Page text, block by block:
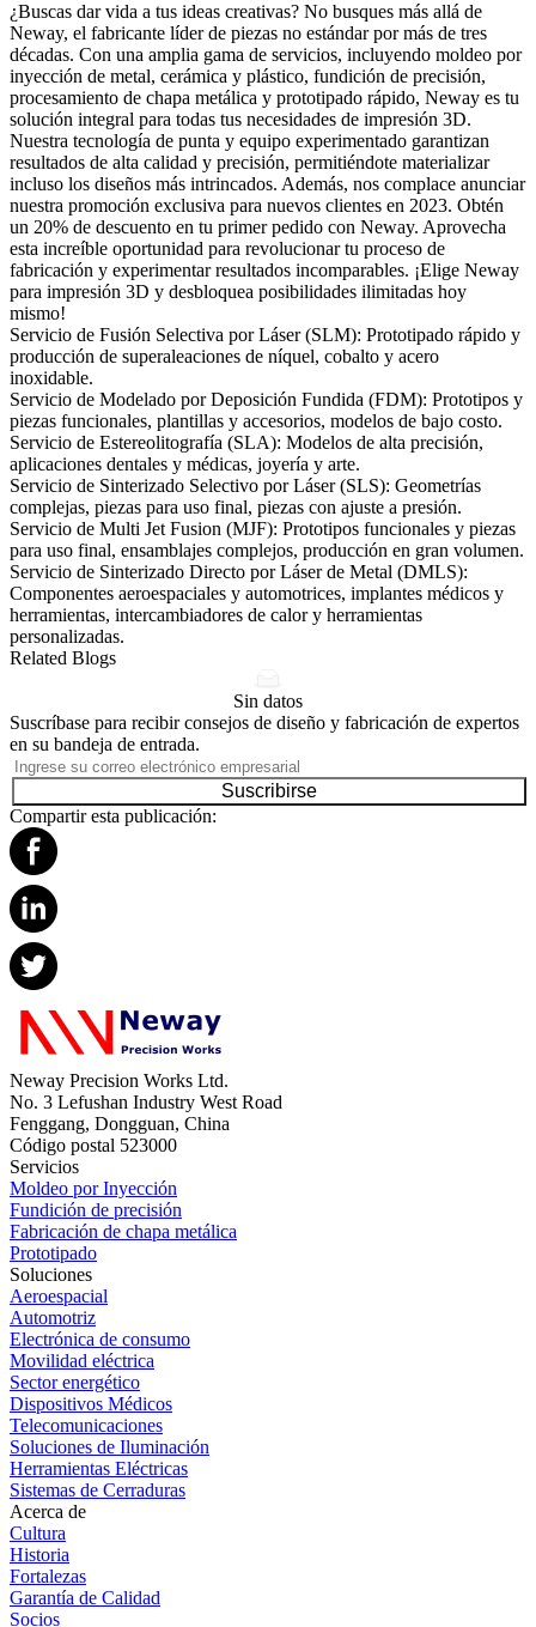
¿Buscas dar vida a tus ideas creativas? No busques más allá de
Neway, el fabricante líder de piezas no estándar por más de tres
décadas. Con una amplia gama de servicios, incluyendo moldeo por
inyección de metal, cerámica y plástico, fundición de precisión,
procesamiento de chapa metálica y prototipado rápido, Neway es tu
solución integral para todas tus necesidades de impresión 3D.
Nuestra tecnología de punta y equipo experimentado garantizan
resultados de alta calidad y precisión, permitiéndote materializar
incluso los diseños más intrincados. Además, nos complace anunciar
nuestra promoción exclusiva para nuevos clientes en 2023. Obtén
un 20% de descuento en tu primer pedido con Neway. Aprovecha
esta increíble oportunidad para revolucionar tu proceso de
fabricación y experimentar resultados incomparables. ¡Elige Neway
para impresión 3D y desbloquea posibilidades ilimitadas hoy
mismo!
Servicio de Fusión Selectiva por Láser (SLM): Prototipado rápido y
producción de superaleaciones de níquel, cobalto y acero
inoxidable.
Servicio de Modelado por Deposición Fundida (FDM): Prototipos y
piezas funcionales, plantillas y accesorios, modelos de bajo costo.
Servicio de Estereolitografía (SLA): Modelos de alta precisión,
aplicaciones dentales y médicas, joyería y arte.
Servicio de Sinterizado Selectivo por Láser (SLS): Geometrías
complejas, piezas para uso final, piezas con ajuste a presión.
Servicio de Multi Jet Fusion (MJF): Prototipos funcionales y piezas
para uso final, ensamblajes complejos, producción en gran volumen.
Servicio de Sinterizado Directo por Láser de Metal (DMLS):
Componentes aeroespaciales y automotrices, implantes médicos y
herramientas, intercambiadores de calor y herramientas
personalizadas.
Related Blogs
Sin datos
Suscríbase para recibir consejos de diseño y fabricación de expertos
en su bandeja de entrada.
Suscribirse
Compartir esta publicación:
Neway Precision Works Ltd.
No. 3 Lefushan Industry West Road
Fenggang, Dongguan, China
Código postal 523000
Servicios
Moldeo por Inyección
Fundición de precisión
Fabricación de chapa metálica
Prototipado
Soluciones
Aeroespacial
Automotriz
Electrónica de consumo
Movilidad eléctrica
Sector energético
Dispositivos Médicos
Telecomunicaciones
Soluciones de Iluminación
Herramientas Eléctricas
Sistemas de Cerraduras
Acerca de
Cultura
Historia
Fortalezas
Garantía de Calidad
Socios